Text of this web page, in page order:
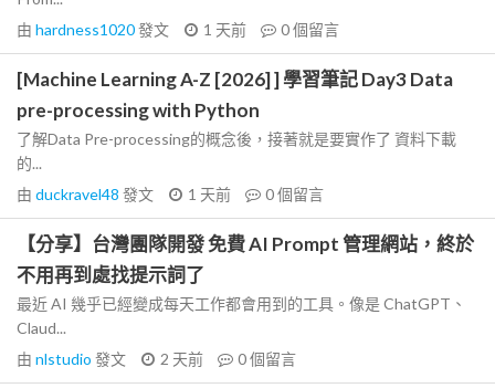
由 hardness1020發文 1 天前 0個留言
[Machine Learning A-Z [2026] ] 學習筆記 Day3 Data
pre-processing with Python
了解Data Pre-processing的概念後，接著就是要實作了 資料下載
的...
由 duckravel48 發文 1 天前 0個留言
【分享】台灣團隊開發 免費 AI Prompt 管理網站，終於
不用再到處找提示詞了
最近 AI 幾乎已經變成每天工作都會用到的工具。像是 ChatGPT、
Claud...
由 nlstudio 發文 2 天前 0個留言